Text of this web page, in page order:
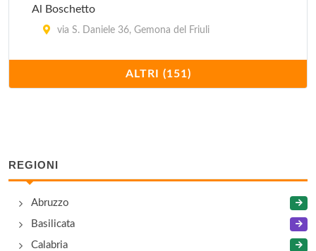
Al Boschetto
via S. Daniele 36, Gemona del Friuli
via Fredda 3, Scodovacca (Cervignano del Friuli)
Al Castello
via San Bartolomeo 18, Fagagna
Al Feraut
ALTRI (151)
REGIONI
Abruzzo
Basilicata
Calabria